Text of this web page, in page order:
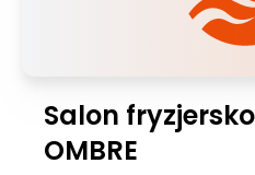
Salon
OMBRE